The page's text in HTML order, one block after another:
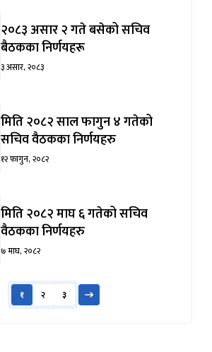
२०८३ असार २ गते बसेको सचिव
बैठकका निर्णयहरू
३ असार, २०८३
मिति २०८२ साल फागुन ४ गतेको
सचिव वैठकका निर्णयहरु
१२ फागुन, २०८२
मिति २०८२ माघ ६ गतेको सचिव
वैठकका निर्णयहरु
७ माघ, २०८२
१ २ ३